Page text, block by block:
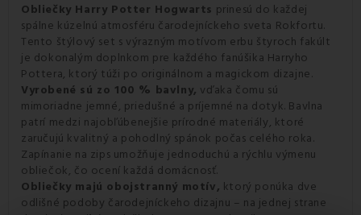
Obliečky Harry Potter Hogwarts prinesú do každej
spálne kúzelnú atmosféru čarodejníckeho sveta Rokfortu.
Tento štýlový set s výrazným motívom erbu štyroch fakúlt
je dokonalým doplnkom pre každého fanúšika Harryho
Pottera, ktorý túži po originálnom a magickom dizajne.
Vyrobené sú zo 100 % bavlny, vďaka čomu sú
mimoriadne jemné, priedušné a príjemné na dotyk. Bavlna
patrí medzi najobľúbenejšie prírodné materiály, ktoré
zaručujú kvalitný a pohodlný spánok počas celého roka.
Zapínanie na zips umožňuje jednoduchú a rýchlu výmenu
obliečok, čo ocení každá domácnosť.
Obliečky majú obojstranný motív, ktorý ponúka dve
odlišné podoby čarodejníckeho dizajnu – na jednej strane